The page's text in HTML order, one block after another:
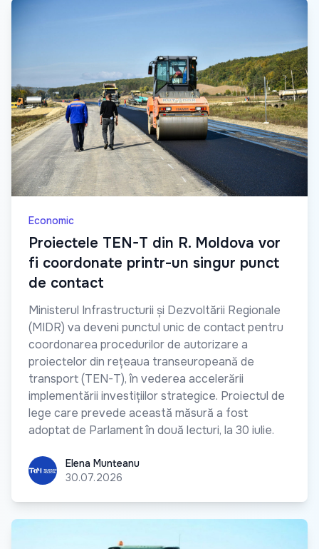
Economic
Proiectele TEN-T din R. Moldova vor
fi coordonate printr-un singur punct
de contact
Ministerul Infrastructurii și Dezvoltării Regionale
(MIDR) va deveni punctul unic de contact pentru
coordonarea procedurilor de autorizare a
proiectelor din rețeaua transeuropeană de
transport (TEN-T), în vederea accelerării
implementării investițiilor strategice. Proiectul de
lege care prevede această măsură a fost
adoptat de Parlament în două lecturi, la 30 iulie.
Elena Munteanu
Elena Munteanu
30.07.2026